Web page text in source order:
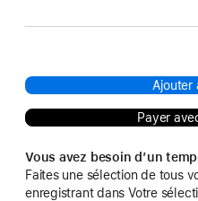
Ajouter
Payer
Vous avez besoin d’un
Faites une sélection de tous
enregistrant dans Votre